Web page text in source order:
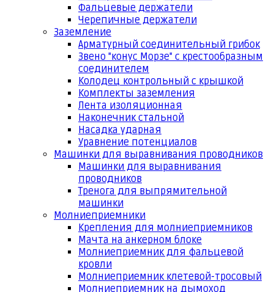
Фальцевые держатели
Черепичные держатели
Заземление
Арматурный соединительный грибок
Звено "конус Морзе" с крестообразным
соединителем
Колодец контрольный с крышкой
Комплекты заземления
Лента изоляционная
Наконечник стальной
Насадка ударная
Уравнение потенциалов
Машинки для выравнивания проводников
Машинки для выравнивания
проводников
Тренога для выпрямительной
машинки
Молниеприемники
Крепления для молниеприемников
Мачта на анкерном блоке
Молниеприемник для фальцевой
кровли
Молниеприемник клетевой-тросовый
Молниеприемник на дымоход